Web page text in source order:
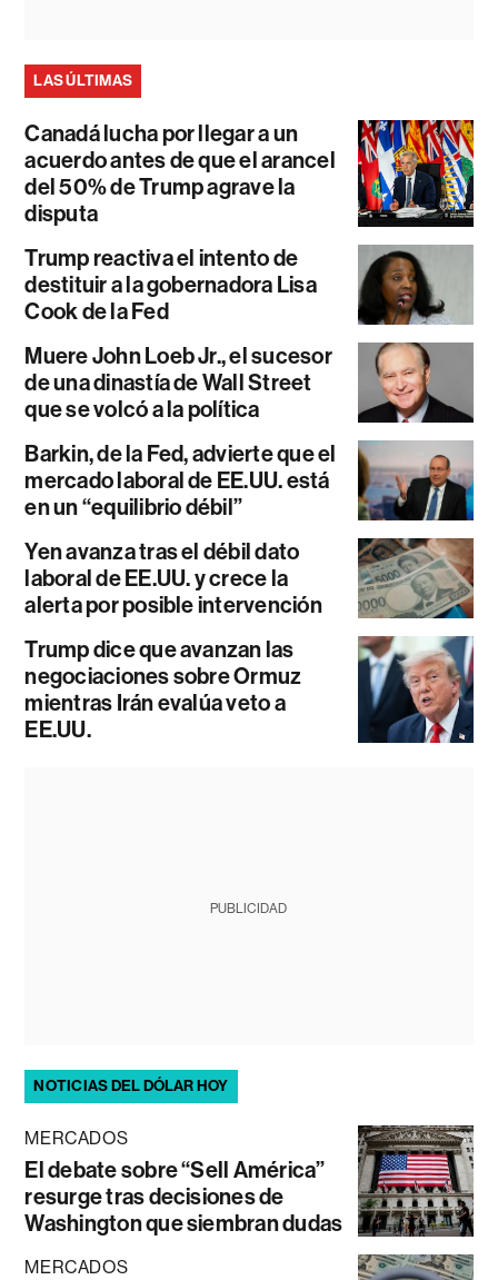
LAS ÚLTIMAS
Canadá lucha por llegar a un
acuerdo antes de que el arancel
del 50% de Trump agrave la
disputa
Trump reactiva el intento de
destituir a la gobernadora Lisa
Cook de la Fed
Muere John Loeb Jr., el sucesor
de una dinastía de Wall Street
que se volcó a la política
Barkin, de la Fed, advierte que el
mercado laboral de EE.UU. está
en un “equilibrio débil”
Yen avanza tras el débil dato
laboral de EE.UU. y crece la
alerta por posible intervención
Trump dice que avanzan las
negociaciones sobre Ormuz
mientras Irán evalúa veto a
EE.UU.
PUBLICIDAD
NOTICIAS DEL DÓLAR HOY
MERCADOS
El debate sobre “Sell América”
resurge tras decisiones de
Washington que siembran dudas
MERCADOS